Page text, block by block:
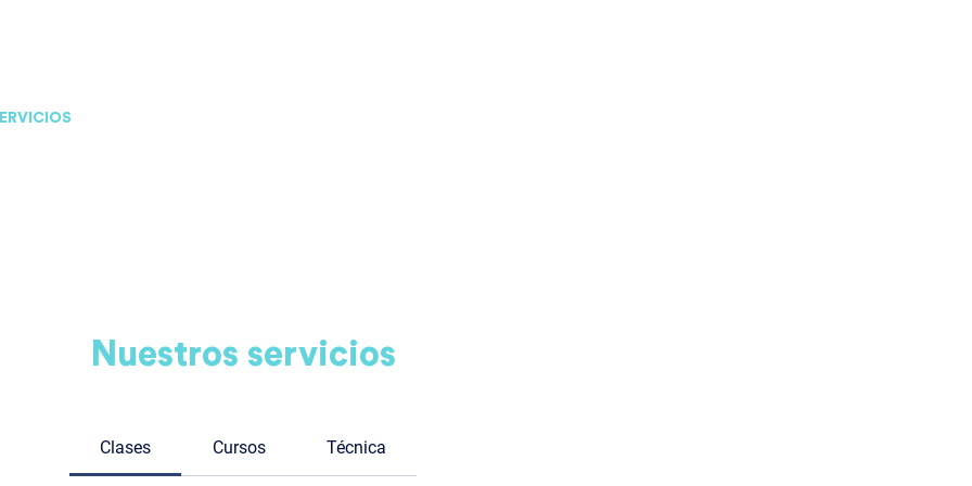
Nuestros servicios
Clases Cursos Técnica